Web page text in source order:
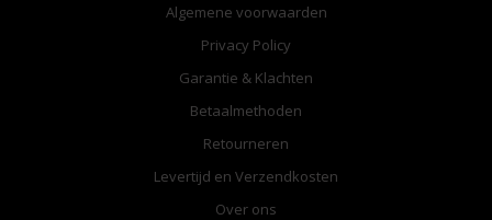
Algemene voorwaarden
Privacy Policy
Garantie & Klachten
Betaalmethoden
Retourneren
Levertijd en Verzendkosten
Over ons